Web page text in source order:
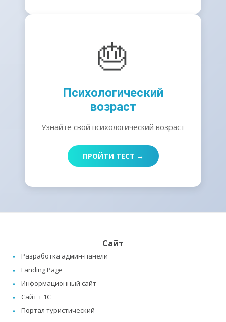
🎂
Психологический
возраст
Узнайте свой психологический возраст
ПРОЙТИ ТЕСТ →
Сайт
Разработка админ-панели
Landing Page
Информационный сайт
Сайт + 1C
Портал туристический